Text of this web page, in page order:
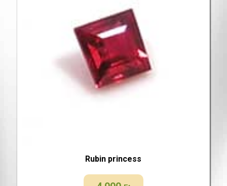
Rubin princess